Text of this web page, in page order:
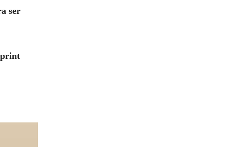
ser